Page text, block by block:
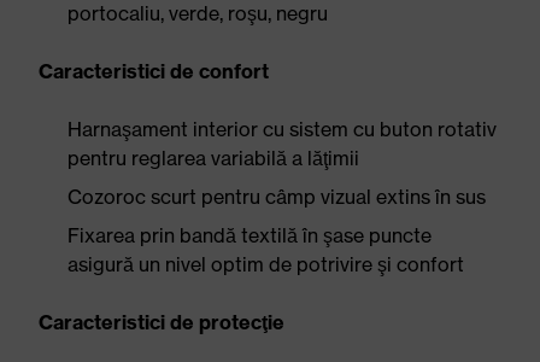
portocaliu, verde, roşu, negru
Caracteristici de confort
Harnaşament interior cu sistem cu buton rotativ
pentru reglarea variabilă a lăţimii
Cozoroc scurt pentru câmp vizual extins în sus
Fixarea prin bandă textilă în şase puncte
asigură un nivel optim de potrivire şi confort
Caracteristici de protecţie